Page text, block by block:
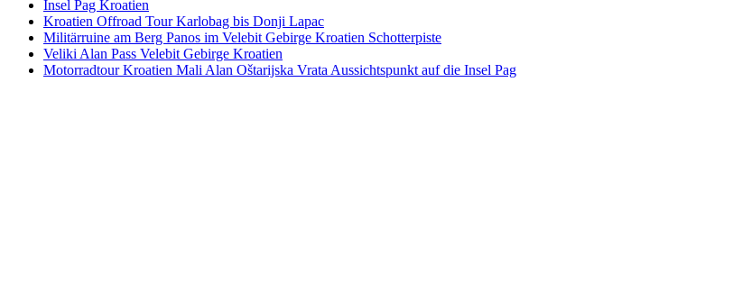
Insel Pag Kroatien
Kroatien Offroad Tour Karlobag bis Donji Lapac
Militärruine am Berg Panos im Velebit Gebirge Kroatien Schotterpiste
Veliki Alan Pass Velebit Gebirge Kroatien
Motorradtour Kroatien Mali Alan Oštarijska Vrata Aussichtspunkt auf die Insel Pag